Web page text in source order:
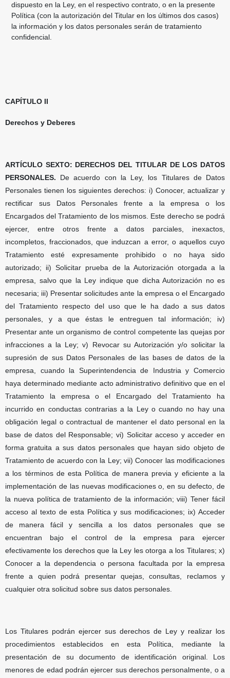
dispuesto en la Ley, en el respectivo contrato, o en la presente
Política (con la autorización del Titular en los últimos dos casos)
la información y los datos personales serán de tratamiento
confidencial.
CAPÍTULO II
Derechos y Deberes
ARTÍCULO SEXTO: DERECHOS DEL TITULAR DE LOS DATOS
PERSONALES. De acuerdo con la Ley, los Titulares de Datos
Personales tienen los siguientes derechos: i) Conocer, actualizar y
rectificar sus Datos Personales frente a la empresa o los
Encargados del Tratamiento de los mismos. Este derecho se podrá
ejercer, entre otros frente a datos parciales, inexactos,
incompletos, fraccionados, que induzcan a error, o aquellos cuyo
Tratamiento esté expresamente prohibido o no haya sido
autorizado; ii) Solicitar prueba de la Autorización otorgada a la
empresa, salvo que la Ley indique que dicha Autorización no es
necesaria; iii) Presentar solicitudes ante la empresa o el Encargado
del Tratamiento respecto del uso que le ha dado a sus datos
personales, y a que éstas le entreguen tal información; iv)
Presentar ante un organismo de control competente las quejas por
infracciones a la Ley; v) Revocar su Autorización y/o solicitar la
supresión de sus Datos Personales de las bases de datos de la
empresa, cuando la Superintendencia de Industria y Comercio
haya determinado mediante acto administrativo definitivo que en el
Tratamiento la empresa o el Encargado del Tratamiento ha
incurrido en conductas contrarias a la Ley o cuando no hay una
obligación legal o contractual de mantener el dato personal en la
base de datos del Responsable; vi) Solicitar acceso y acceder en
forma gratuita a sus datos personales que hayan sido objeto de
Tratamiento de acuerdo con la Ley; vii) Conocer las modificaciones
a los términos de esta Política de manera previa y eficiente a la
implementación de las nuevas modificaciones o, en su defecto, de
la nueva política de tratamiento de la información; viii) Tener fácil
acceso al texto de esta Política y sus modificaciones; ix) Acceder
de manera fácil y sencilla a los datos personales que se
encuentran bajo el control de la empresa para ejercer
efectivamente los derechos que la Ley les otorga a los Titulares; x)
Conocer a la dependencia o persona facultada por la empresa
frente a quien podrá presentar quejas, consultas, reclamos y
cualquier otra solicitud sobre sus datos personales.
Los Titulares podrán ejercer sus derechos de Ley y realizar los
procedimientos establecidos en esta Política, mediante la
presentación de su documento de identificación original. Los
menores de edad podrán ejercer sus derechos personalmente, o a